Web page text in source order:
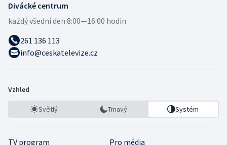
Divácké centrum
každý všední den:8:00—16:00 hodin
261 136 113
info@ceskatelevize.cz
Vzhled
Světlý Tmavý Systém
TV program Pro média